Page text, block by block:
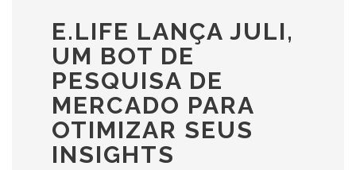
E.LIFE LANÇA JULI,
UM BOT DE
PESQUISA DE
MERCADO PARA
OTIMIZAR SEUS
INSIGHTS